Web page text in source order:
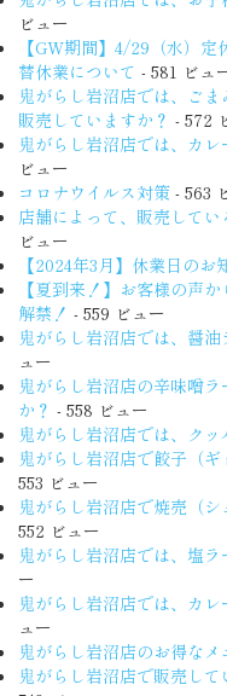
ビュー
【GW期間】4/29（水）
替休業について - 581 ビュ
鬼がらし岩沼店では、ご
販売していますか？ - 572
鬼がらし岩沼店では、カ
ビュー
コロナウイルス対策 - 563
店舗によって、販売して
ビュー
【2024年3月】休業日のお
【夏到来！】お客様の声
解禁！ - 559 ビュー
鬼がらし岩沼店では、醤
ュー
鬼がらし岩沼店の辛味噌
か？ - 558 ビュー
鬼がらし岩沼店では、ク
鬼がらし岩沼店で餃子（
553 ビュー
鬼がらし岩沼店で焼売（
552 ビュー
鬼がらし岩沼店では、塩
ー
鬼がらし岩沼店では、カ
ュー
鬼がらし岩沼店のお得な
鬼がらし岩沼店で販売し